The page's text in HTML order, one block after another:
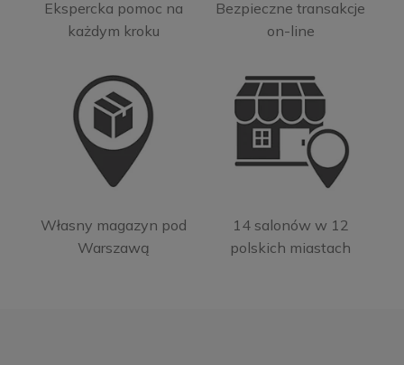
Ekspercka pomoc na
każdym kroku
Bezpieczne transakcje
on-line
Własny magazyn pod
Warszawą
14 salonów w 12
polskich miastach